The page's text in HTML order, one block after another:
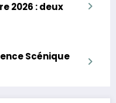
2026 : deux
Scénique